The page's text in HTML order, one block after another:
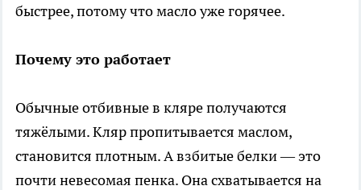
быстрее, потому что масло уже горячее.
Почему это работает
Обычные отбивные в кляре получаются
тяжёлыми. Кляр пропитывается маслом,
становится плотным. А взбитые белки — это
почти невесомая пенка. Она схватывается на